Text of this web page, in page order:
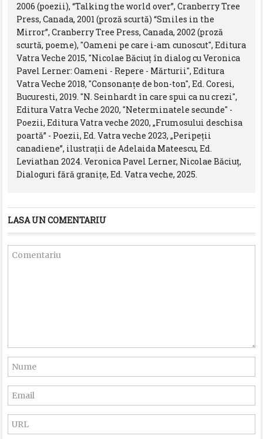
2006 (poezii), “Talking the world over”, Cranberry Tree
Press, Canada, 2001 (proză scurtă) “Smiles in the
Mirror”, Cranberry Tree Press, Canada, 2002 (proză
scurtă, poeme), "Oameni pe care i-am cunoscut", Editura
Vatra Veche 2015, "Nicolae Băciuț în dialog cu Veronica
Pavel Lerner: Oameni - Repere - Mărturii", Editura
Vatra Veche 2018, "Consonanțe de bon-ton", Ed. Coresi,
Bucuresti, 2019. "N. Seinhardt în care spui ca nu crezi",
Editura Vatra Veche 2020, "Neterminatele secunde" -
Poezii, Editura Vatra veche 2020, „Frumosului deschisa
poartă” - Poezii, Ed. Vatra veche 2023, „Peripeții
canadiene”, ilustrații de Adelaida Mateescu, Ed.
Leviathan 2024. Veronica Pavel Lerner, Nicolae Băciuț,
Dialoguri fără granițe, Ed. Vatra veche, 2025.
LASA UN COMENTARIU